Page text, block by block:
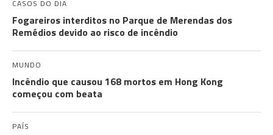
CASOS DO DIA
Fogareiros interditos no Parque de Merendas dos
Remédios devido ao risco de incêndio
MUNDO
Incêndio que causou 168 mortos em Hong Kong
começou com beata
PAÍS